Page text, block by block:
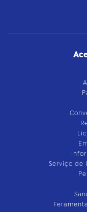
Serviço de